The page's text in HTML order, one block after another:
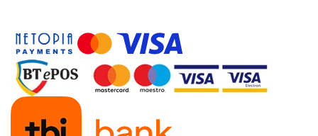
Statii de incarcare EV
OUTLET
Pompe de caldura